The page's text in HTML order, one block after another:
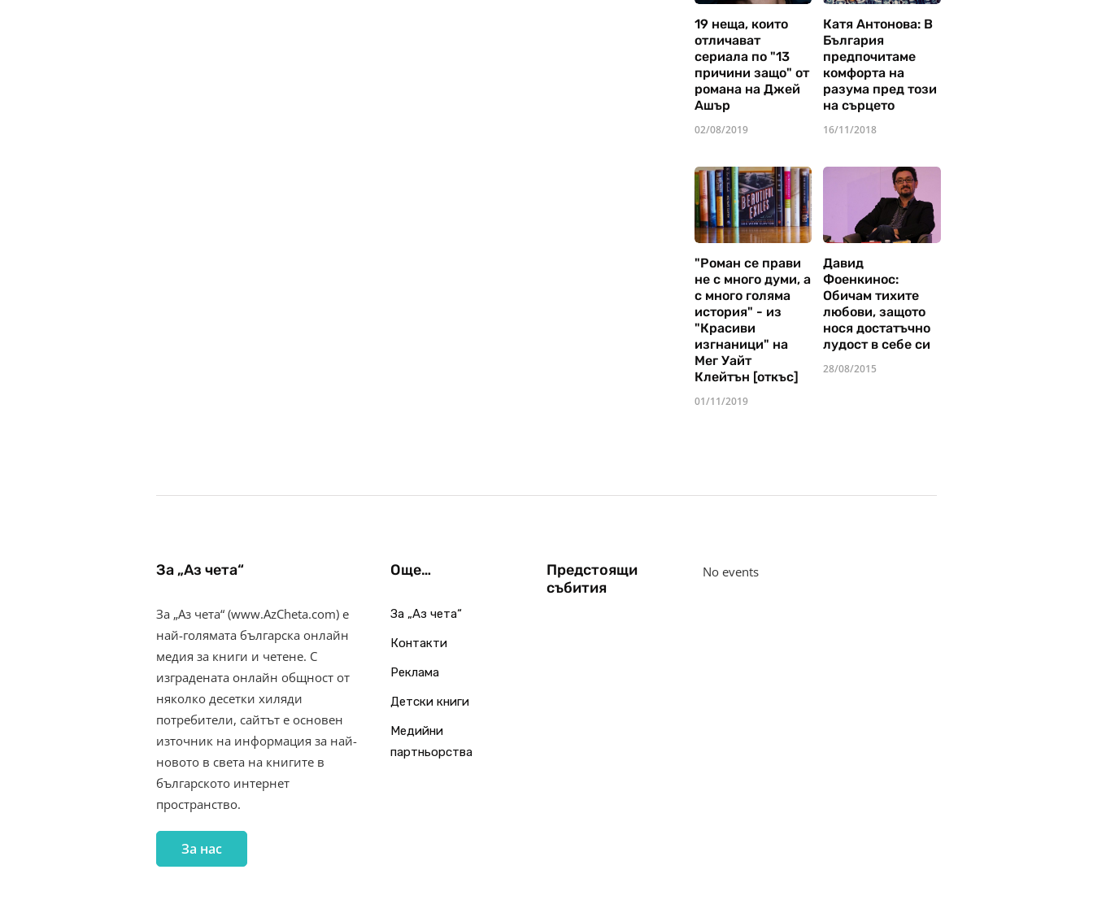
19 неща, които
отличават
сериала по "13
причини защо" от
романа на Джей
Ашър
02/08/2019
Катя Антонова: В
България
предпочитаме
комфорта на
разума пред този
на сърцето
16/11/2018
"Роман се прави
не с много думи, а
с много голяма
история" - из
"Красиви
изгнаници" на
Мег Уайт
Клейтън [откъс]
01/11/2019
Давид
Фоенкинос:
Обичам тихите
любови, защото
нося достатъчно
лудост в себе си
28/08/2015
За „Аз чета“
За „Аз чета“ (www.AzCheta.com) е
най-голямата българска онлайн
медия за книги и четене. С
изградената онлайн общност от
няколко десетки хиляди
потребители, сайтът е основен
източник на информация за най-
новото в света на книгите в
българското интернет
пространство.
За нас
Още…
За „Аз чета“
Контакти
Реклама
Детски книги
Медийни
партньорства
Предстоящи
събития
No events